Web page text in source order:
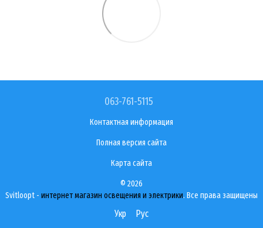
063-761-5115
Контактная информация
Полная версия сайта
Карта сайта
© 2026
Svitloopt - интернет магазин освещения и электрики. Все права защищены
Укр Рус